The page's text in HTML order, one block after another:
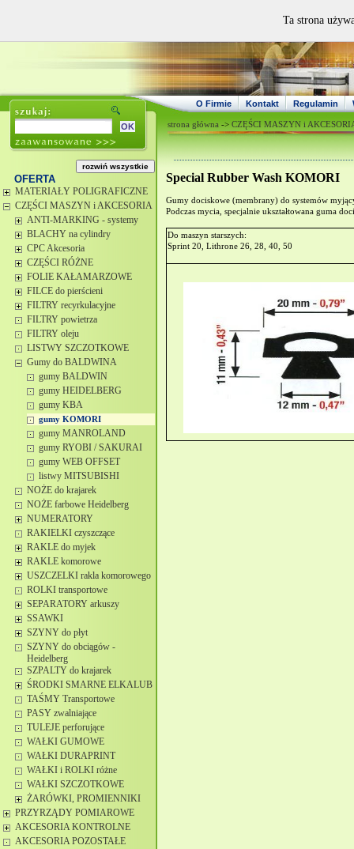
O Firmie Kontakt Regulamin
OFERTA
MATERIAŁY POLIGRAFICZNE
CZĘŚCI MASZYN i AKCESORIA
ANTI-MARKING - systemy
BLACHY na cylindry
CPC Akcesoria
CZĘŚCI RÓŻNE
FOLIE KAŁAMARZOWE
FILCE do pierścieni
FILTRY recyrkulacyjne
FILTRY powietrza
FILTRY oleju
LISTWY SZCZOTKOWE
Gumy do BALDWINA
gumy BALDWIN
gumy HEIDELBERG
gumy KBA
gumy KOMORI
gumy MANROLAND
gumy RYOBI / SAKURAI
gumy WEB OFFSET
listwy MITSUBISHI
NOŻE do krajarek
NOŻE farbowe Heidelberg
NUMERATORY
RAKIELKI czyszczące
RAKLE do myjek
RAKLE komorowe
USZCZELKI rakla komorowego
ROLKI transportowe
SEPARATORY arkuszy
SSAWKI
SZYNY do płyt
SZYNY do obciągów -
Heidelberg
SZPALTY do krajarek
ŚRODKI SMARNE ELKALUB
TAŚMY Transportowe
PASY zwalniające
TULEJE perforujące
WAŁKI GUMOWE
WAŁKI DURAPRINT
WAŁKI i ROLKI różne
WAŁKI SZCZOTKOWE
ŻARÓWKI, PROMIENNIKI
PRZYRZĄDY POMIAROWE
AKCESORIA KONTROLNE
AKCESORIA POZOSTAŁE
strona główna -> CZĘŚCI MASZYN i
Special Rubber Wash KOMORI
Gumy dociskowe (membrany) do systemów
Podczas mycia, specjalnie ukształtowana guma
Do maszyn starszych:
Sprint 20, Lithrone 26, 28, 40, 50
Ta strona